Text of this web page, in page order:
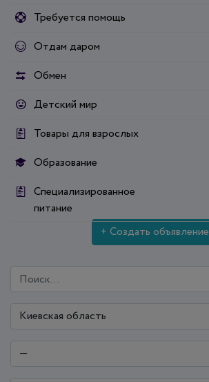
Требуется помощь
Отдам даром
Обмен
Детский мир
Товары для взрослых
Образование
Специализированное
питание
+ Создать объявление
Киевская область
—